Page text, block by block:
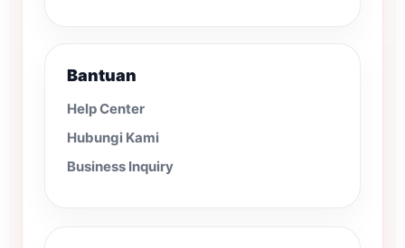
Bantuan
Help Center
Hubungi Kami
Business Inquiry